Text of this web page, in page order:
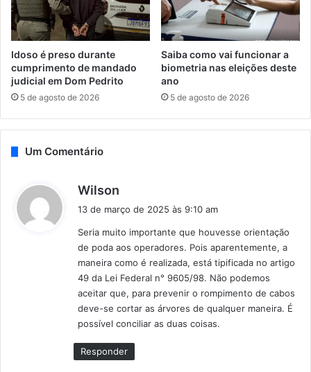
Idoso é preso durante
cumprimento de mandado
judicial em Dom Pedrito
5 de agosto de 2026
Saiba como vai funcionar a
biometria nas eleições deste
ano
5 de agosto de 2026
Um Comentário
Wilson
s
e
:
13 de março de 2025 às 9:10 am
Seria muito importante que houvesse orientação
de poda aos operadores. Pois aparentemente, a
maneira como é realizada, está tipificada no artigo
49 da Lei Federal n° 9605/98. Não podemos
aceitar que, para prevenir o rompimento de cabos
deve-se cortar as árvores de qualquer maneira. É
possível conciliar as duas coisas.
Responder